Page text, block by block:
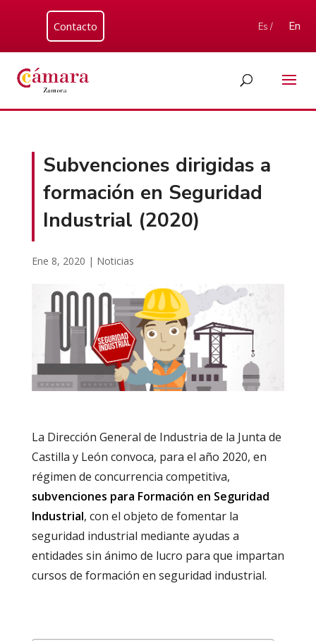
Contacto Es / En
Subvenciones dirigidas a
formación en Seguridad
Industrial (2020)
Ene 8, 2020 | Noticias
La Dirección General de Industria de la Junta de
Castilla y León convoca, para el año 2020, en
régimen de concurrencia competitiva,
subvenciones para Formación en Seguridad
Industrial, con el objeto de fomentar la
seguridad industrial mediante ayudas a
entidades sin ánimo de lucro para que impartan
cursos de formación en seguridad industrial.